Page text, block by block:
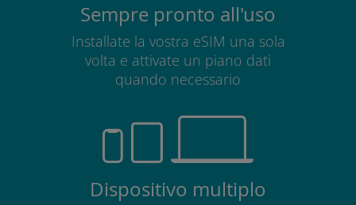
Sempre pronto all'uso
Installate la vostra eSIM una sola
volta e attivate un piano dati
quando necessario
Dispositivo multiplo